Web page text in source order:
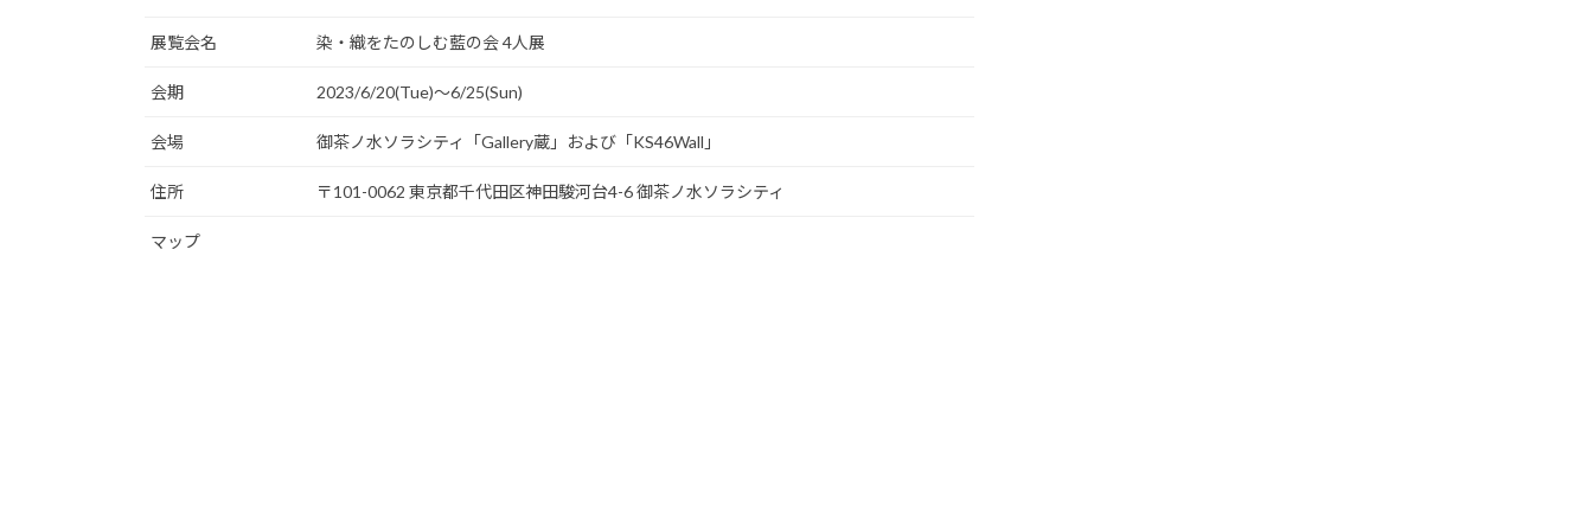
展覧会名 染・織をたのしむ藍の会 4人展
会期 2023/6/20(Tue)〜6/25(Sun)
会場 御茶ノ水ソラシティ「Gallery蔵」および「KS46Wall」
住所 〒101-0062 東京都千代田区神田駿河台4-6 御茶ノ水ソラシティ
マップ